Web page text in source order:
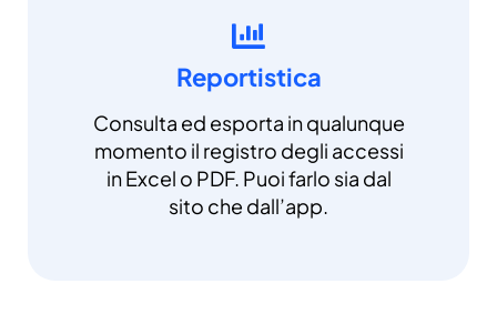
Reportistica
Consulta ed esporta in qualunque
momento il registro degli accessi
in Excel o PDF. Puoi farlo sia dal
sito che dall’app.